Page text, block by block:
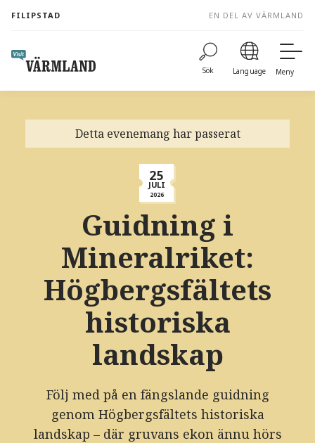
content
FILIPSTAD EN DEL AV VÄRMLAND
Sök Language Meny
Detta evenemang har passerat
25
JULI
2026
Guidning i
Mineralriket:
Högbergsfältets
historiska
landskap
Följ med på en fängslande guidning
genom Högbergsfältets historiska
landskap – där gruvans ekon ännu hörs